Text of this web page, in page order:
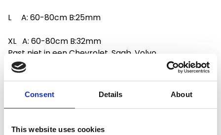
Consent Details About
This website uses cookies
L A: 60-80cm B:25mm
XL A: 60-80cm B:32mm
Past niet in een Chevrolet, Saab, Volvo
Productspecificaties